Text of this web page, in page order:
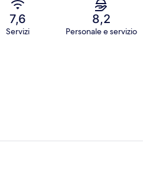
7,6
Servizi
8,2
Personale e servizio